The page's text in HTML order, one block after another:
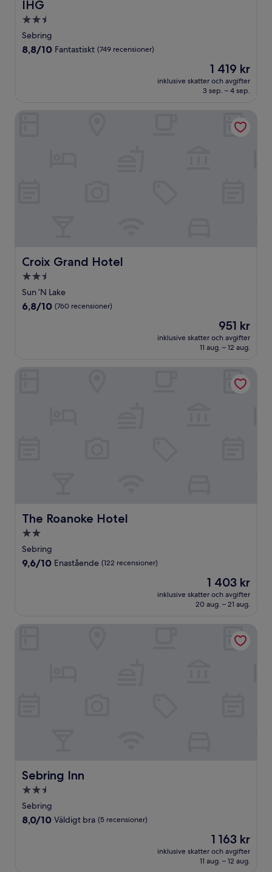
IHG
2.5-
stjärnigt
boende
Sebring
8.8
8,8/10 Fantastiskt (749 recensioner)
Priset
är
1 419 kr
1 419 kr
inklusive skatter och avgifter
3 sep. – 4 sep.
Croix Grand Hotel
Croix Grand Hotel
2.5-
stjärnigt
boende
Sun ’N Lake
6.8
6,8/10 (760 recensioner)
Priset
är
951 kr
951 kr
inklusive skatter och avgifter
11 aug. – 12 aug.
The Roanoke Hotel
The Roanoke Hotel
2.0-
stjärnigt
boende
Sebring
9.6
9,6/10 Enastående (122 recensioner)
Priset
är
1 403 kr
1 403 kr
inklusive skatter och avgifter
20 aug. – 21 aug.
Sebring Inn
Sebring Inn
2.5-
stjärnigt
boende
Sebring
8.0
8,0/10 Väldigt bra (5 recensioner)
Priset
är
1 163 kr
1 163 kr
inklusive skatter och avgifter
11 aug. – 12 aug.